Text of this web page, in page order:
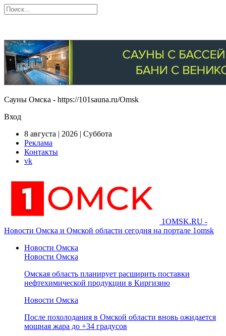
Сауны Омска - https://101sauna.ru/Omsk
Вход
8 августа | 2026 | Суббота
Реклама
Контакты
vk
1OMSK.RU -
Новости Омска и Омской области сегодня на портале 1omsk
Новости Омска
Новости Омска
Омская область планирует расширить поставки
нефтехимической продукции в Киргизию
Новости Омска
После похолодания в Омской области вновь ожидается
мощная жара до +34 градусов